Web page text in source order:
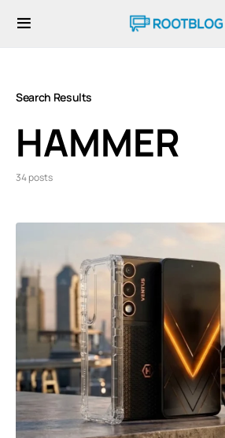
Search Results
HAMMER
34 posts